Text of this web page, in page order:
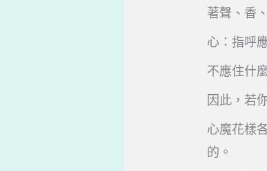
著聲、香
心：指呼
不應住什
因此，若
心魔花樣
的。